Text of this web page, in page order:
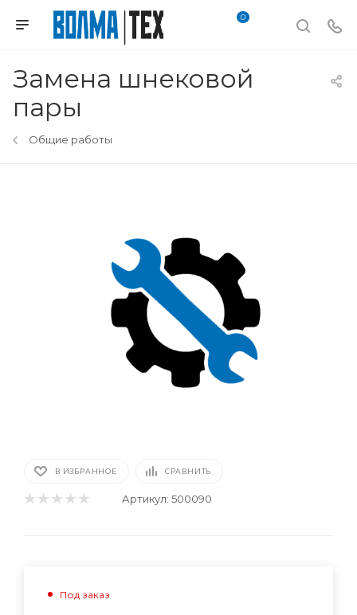
0
Замена шнековой
пары
Общие работы
В ИЗБРАННОЕ СРАВНИТЬ
Артикул: 500090
Под заказ